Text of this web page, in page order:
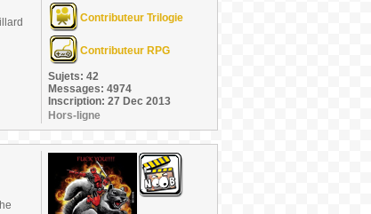
Contributeur Trilogie
Contributeur RPG
Sujets: 42
Messages: 4974
Inscription: 27 Dec 2013
Hors-ligne